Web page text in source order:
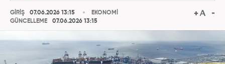
GİRİŞ
07.06.2026 13:15
GÜNCELLEME
07.06.2026 13:15
EKONOMİ